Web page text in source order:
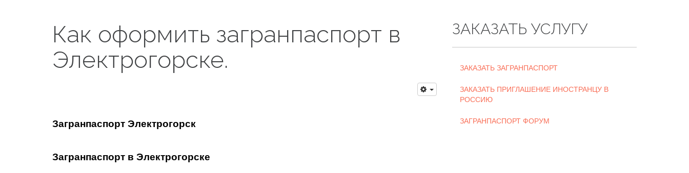
Как оформить загранпаспорт в
Электрогорске.
Загранпаспорт Электрогорск
Загранпаспорт в Электрогорске
ЗАКАЗАТЬ УСЛУГУ
ЗАКАЗАТЬ ЗАГРАНПАСПОРТ
ЗАКАЗАТЬ ПРИГЛАШЕНИЕ ИНОСТРАНЦУ В
РОССИЮ
ЗАГРАНПАСПОРТ ФОРУМ